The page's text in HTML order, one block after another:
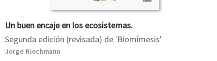
Un buen encaje en los ecosistemas.
Segunda edición (revisada) de 'Biomímesis'
Jorge Riechmann